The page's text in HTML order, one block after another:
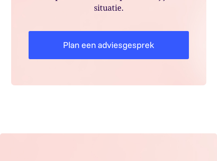
situatie.
Plan een adviesgesprek